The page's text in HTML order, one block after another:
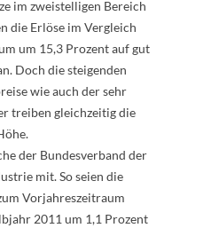
im zweistelligen Bereich
die Erlöse im Vergleich
um 15,3 Prozent auf gut
Doch die steigenden
wie auch der sehr
treiben gleichzeitig die
der Bundesverband der
mit. So seien die
Vorjahreszeitraum
2011 um 1,1 Prozent